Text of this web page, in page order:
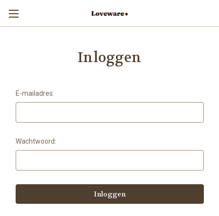
Inloggen
E-mailadres:
Wachtwoord: